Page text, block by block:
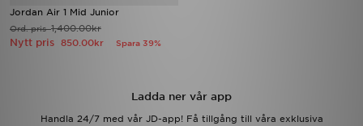
Jordan Air 1 Mid Junior
Ord. pris1,400.00kr
Nytt pris 850.00kr Spara 39%
Ladda ner vår app
Handla 24/7 med vår JD-app! Få tillgång till våra exklusiva